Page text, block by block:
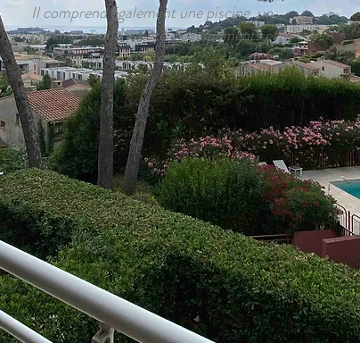
Il comprend également une piscine, un
parking et une variété d'équipements et
de services de qualité.